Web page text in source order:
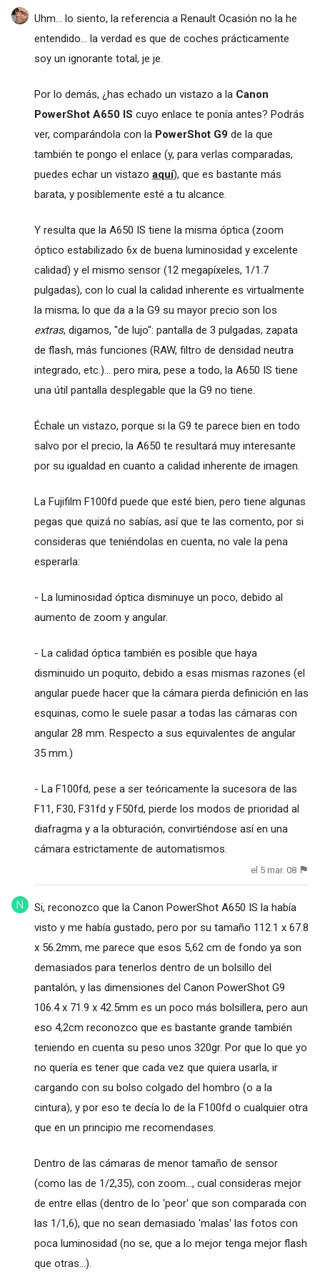
Uhm... lo siento, la referencia a Renault Ocasión no la he
entendido... la verdad es que de coches prácticamente
soy un ignorante total, je je.
Por lo demás, ¿has echado un vistazo a la Canon
PowerShot A650 IS cuyo enlace te ponía antes? Podrás
ver, comparándola con la PowerShot G9 de la que
también te pongo el enlace (y, para verlas comparadas,
puedes echar un vistazo aquí), que es bastante más
barata, y posiblemente esté a tu alcance.
Y resulta que la A650 IS tiene la misma óptica (zoom
óptico estabilizado 6x de buena luminosidad y excelente
calidad) y el mismo sensor (12 megapíxeles, 1/1.7
pulgadas), con lo cual la calidad inherente es virtualmente
la misma; lo que da a la G9 su mayor precio son los
extras, digamos, "de lujo": pantalla de 3 pulgadas, zapata
de flash, más funciones (RAW, filtro de densidad neutra
integrado, etc.)... pero mira, pese a todo, la A650 IS tiene
una útil pantalla desplegable que la G9 no tiene.
Échale un vistazo, porque si la G9 te parece bien en todo
salvo por el precio, la A650 te resultará muy interesante
por su igualdad en cuanto a calidad inherente de imagen.
La Fujifilm F100fd puede que esté bien, pero tiene algunas
pegas que quizá no sabías, así que te las comento, por si
consideras que teniéndolas en cuenta, no vale la pena
esperarla:
- La luminosidad óptica disminuye un poco, debido al
aumento de zoom y angular.
- La calidad óptica también es posible que haya
disminuido un poquito, debido a esas mismas razones (el
angular puede hacer que la cámara pierda definición en las
esquinas, como le suele pasar a todas las cámaras con
angular 28 mm. Respecto a sus equivalentes de angular
35 mm.)
- La F100fd, pese a ser teóricamente la sucesora de las
F11, F30, F31fd y F50fd, pierde los modos de prioridad al
diafragma y a la obturación, convirtiéndose así en una
cámara estrictamente de automatismos.
el 5 mar. 08
Si, reconozco que la Canon PowerShot A650 IS la había
visto y me había gustado, pero por su tamaño 112.1 x 67.8
x 56.2mm, me parece que esos 5,62 cm de fondo ya son
demasiados para tenerlos dentro de un bolsillo del
pantalón, y las dimensiones del Canon PowerShot G9
106.4 x 71.9 x 42.5mm es un poco más bolsillera, pero aun
eso 4,2cm reconozco que es bastante grande también
teniendo en cuenta su peso unos 320gr. Por que lo que yo
no quería es tener que cada vez que quiera usarla, ir
cargando con su bolso colgado del hombro (o a la
cintura), y por eso te decía lo de la F100fd o cualquier otra
que en un principio me recomendases.
Dentro de las cámaras de menor tamaño de sensor
(como las de 1/2,35), con zoom..., cual consideras mejor
de entre ellas (dentro de lo 'peor' que son comparada con
las 1/1,6), que no sean demasiado 'malas' las fotos con
poca luminosidad (no se, que a lo mejor tenga mejor flash
que otras...).